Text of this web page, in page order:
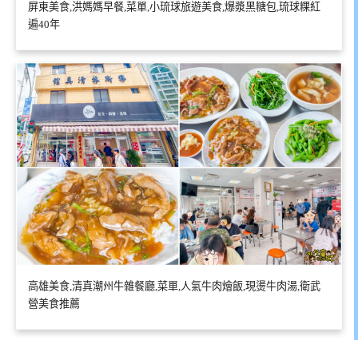
屏東美食,洪媽媽早餐,菜單,小琉球旅遊美食,爆漿黑糖包,琉球粿紅
遍40年
高雄美食,清真潮州牛雜餐廳,菜單,人氣牛肉燴飯,現燙牛肉湯,衛武
營美食推薦